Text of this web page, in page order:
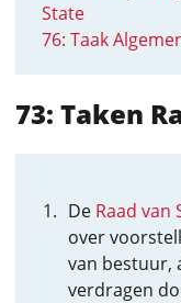
State
76: Taak
73: Taken
De Raad van
over
van bestuur,
verdragen